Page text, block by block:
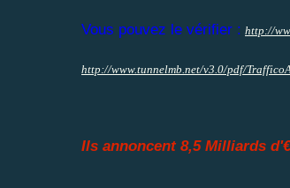
Vous pouvez le vérifier : http://
http://www.tunnelmb.net/v3.0/pdf/
Ils annoncent 8,5 Milliards